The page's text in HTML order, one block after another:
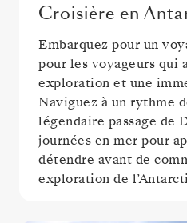
Croisière en
Embarquez pour un
pour les voyageurs qui
exploration et une
Naviguez à un rythme
légendaire passage de
journées en mer pour
détendre avant de
exploration de